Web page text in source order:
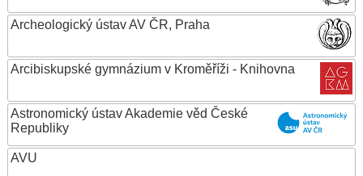
Archeologický ústav AV ČR, Praha
Arcibiskupské gymnázium v Kroměříži - Knihovna
Astronomický ústav Akademie věd České
Republiky
AVU